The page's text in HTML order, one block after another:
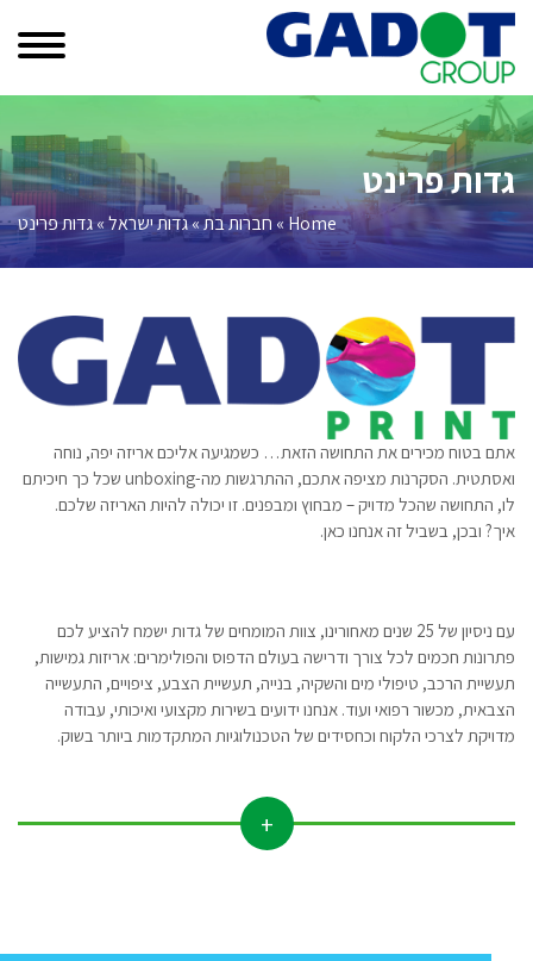
Skip
גדות פרינט
Home
» חברות בת»גדות ישראל»גדות פרינט
אתם בטוח מכירים את התחושה הזאת… כשמגיעה אליכם אריזה יפה, נוחה
ואסתטית. הסקרנות מציפה אתכם, ההתרגשות מה-unboxing שכל כך חיכיתם
לו, התחושה שהכל מדויק – מבחוץ ומבפנים. זו יכולה להיות האריזה שלכם.
איך? ובכן, בשביל זה אנחנו כאן.
עם ניסיון של 25 שנים מאחורינו, צוות המומחים של גדות ישמח להציע לכם
פתרונות חכמים לכל צורך ודרישה בעולם הדפוס והפולימרים: אריזות גמישות,
תעשיית הרכב, טיפולי מים והשקיה, בנייה, תעשיית הצבע, ציפויים, התעשייה
הצבאית, מכשור רפואי ועוד. אנחנו ידועים בשירות מקצועי ואיכותי, עבודה
מדויקת לצרכי הלקוח וכחסידים של הטכנולוגיות המתקדמות ביותר בשוק.
+